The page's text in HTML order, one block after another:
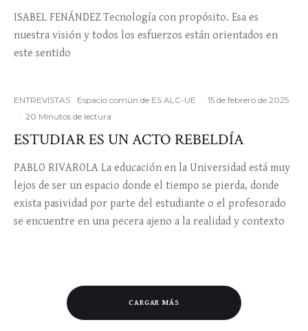
ISABEL FENÁNDEZ Tecnología con propósito. Esa es
nuestra visión y todos los esfuerzos están orientados en
este sentido
ENTREVISTAS Espacio común de ES ALC-UE · 15 de febrero de 2025
· 20 Minutos de lectura
ESTUDIAR ES UN ACTO REBELDÍA
PABLO RIVAROLA La educación en la Universidad está muy
lejos de ser un espacio donde el tiempo se pierda, donde
exista pasividad por parte del estudiante o el profesorado
se encuentre en una pecera ajeno a la realidad y contexto
CARGAR MÁS